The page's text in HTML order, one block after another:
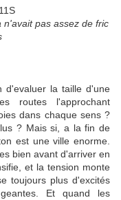
pas assez de fric
d'evaluer la taille d'une
routes l'approchant
dans chaque sens ?
? Mais si, a la fin de
est une ville enorme.
bien avant d'arriver en
et la tension monte
toujours plus d'excités
Et quand les